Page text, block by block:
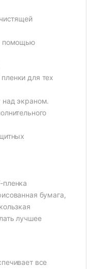
помощью
для тех
над экраном.
пленка
бумага,
лучшее
все